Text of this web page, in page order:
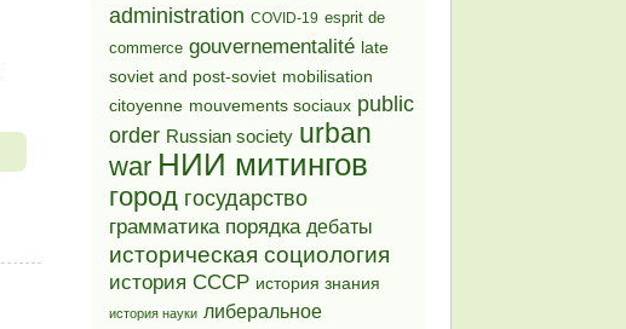
administration COVID-19 esprit de
commerce gouvernementalité late
soviet and post-soviet mobilisation
citoyenne mouvements sociaux public
order Russian society urban
war НИИ митингов
город государство
грамматика порядка дебаты
историческая социология
история СССР история знания
история науки либеральное